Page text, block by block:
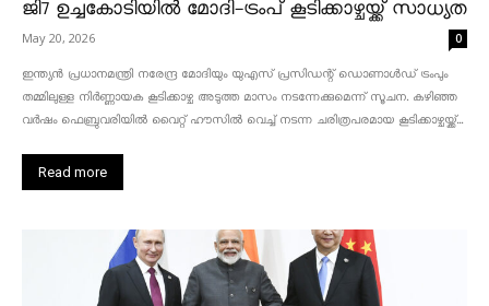
ജി7 ഉച്ചകോടിയിൽ മോദി-ട്രംപ് കൂടിക്കാഴ്ചയ്ക്ക് സാധ്യത
May 20, 2026 0
ഇന്ത്യൻ പ്രധാനമന്ത്രി നരേന്ദ്ര മോദിയും യുഎസ് പ്രസിഡന്റ് ഡൊണാൾഡ് ട്രംപും
തമ്മിലുള്ള നിർണ്ണായക കൂടിക്കാഴ്ച അടുത്ത മാസം നടന്നേക്കുമെന്ന് സൂചന. കഴിഞ്ഞ
വർഷം ഫെബ്രുവരിയിൽ വൈറ്റ് ഹൗസിൽ വെച്ച് നടന്ന ചരിത്രപരമായ കൂടിക്കാഴ്ചയ്ക്ക്...
Read more